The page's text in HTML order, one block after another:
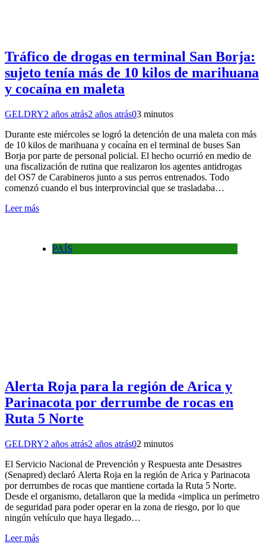
Tráfico de drogas en terminal San Borja:
sujeto tenía más de 10 kilos de marihuana
y cocaína en maleta
GELDRY2 años atrás2 años atrás03 minutos
Durante este miércoles se logró la detención de una maleta con más
de 10 kilos de marihuana y cocaína en el terminal de buses San
Borja por parte de personal policial. El hecho ocurrió en medio de
una fiscalización de rutina que realizaron los agentes antidrogas
del OS7 de Carabineros junto a sus perros entrenados. Todo
comenzó cuando el bus interprovincial que se trasladaba…
Leer más
PAÍS
Alerta Roja para la región de Arica y
Parinacota por derrumbe de rocas en
Ruta 5 Norte
GELDRY2 años atrás2 años atrás02 minutos
El Servicio Nacional de Prevención y Respuesta ante Desastres
(Senapred) declaró Alerta Roja en la región de Arica y Parinacota
por derrumbes de rocas que mantiene cortada la Ruta 5 Norte.
Desde el organismo, detallaron que la medida «implica un perímetro
de seguridad para poder operar en la zona de riesgo, por lo que
ningún vehículo que haya llegado…
Leer más